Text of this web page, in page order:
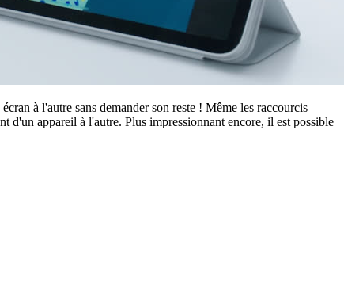
à l'autre sans demander son reste ! Même les raccourcis
d'un appareil à l'autre. Plus impressionnant encore, il est possible